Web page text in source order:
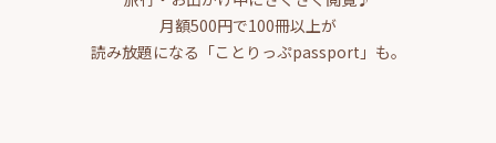
月額500円で100冊以上が
読み放題になる「ことりっぷpassport」も。